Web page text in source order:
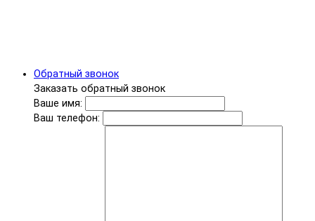
Обратный звонок
Заказать обратный звонок
Ваше имя:
Ваш телефон: